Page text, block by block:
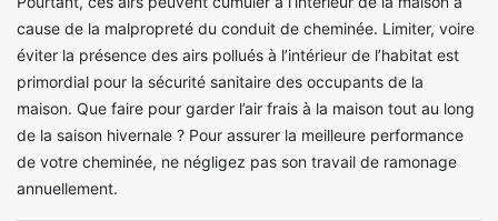
cause de la malpropreté du conduit de cheminée. Limiter, voire
éviter la présence des airs pollués à l’intérieur de l’habitat est
primordial pour la sécurité sanitaire des occupants de la
maison. Que faire pour garder l’air frais à la maison tout au long
de la saison hivernale ? Pour assurer la meilleure performance
de votre cheminée, ne négligez pas son travail de ramonage
annuellement.